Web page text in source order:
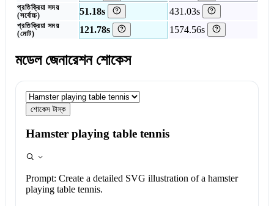
প্রতিক্রিয়া সময়
(সর্বোচ্চ)
51.18s 431.03s
প্রতিক্রিয়া সময়
(মোট)
121.78s 1574.56s
মডেল জেনারেশন শোকেস
শোকেস টাস্ক
Hamster playing table tennis
Prompt: Create a detailed SVG illustration of a hamster
playing table tennis.